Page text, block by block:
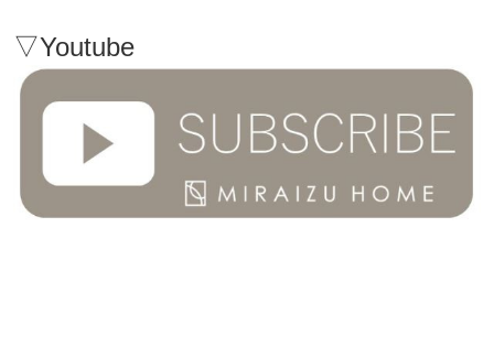
▽Youtube